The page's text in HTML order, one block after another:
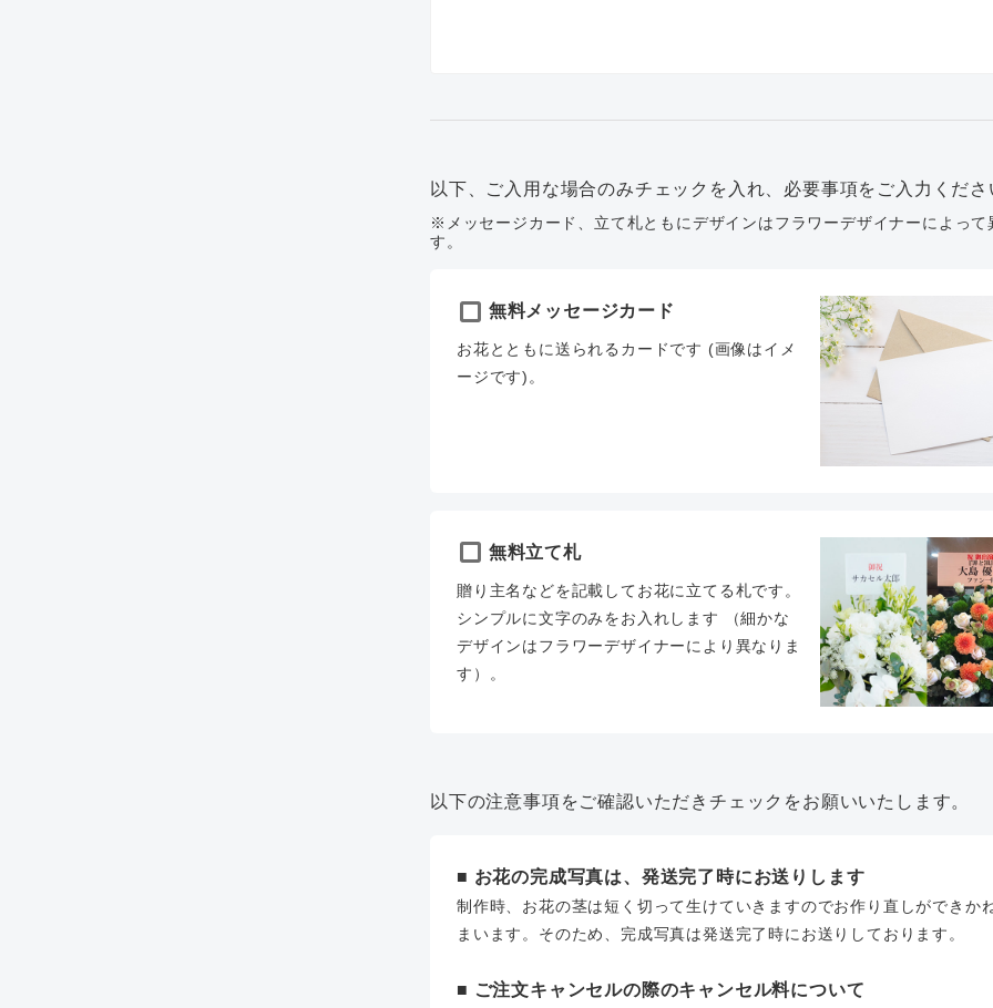
以下、ご入用な場合のみチェックを入れ、必要事項をご入力くださ
※メッセージカード、立て札ともにデザインはフラワーデザイナーによって
す。
無料メッセージカード
お花とともに送られるカードです (画像はイメ
ージです)。
無料立て札
贈り主名などを記載してお花に立てる札です。
シンプルに文字のみをお入れします （細かな
デザインはフラワーデザイナーにより異なりま
す）。
以下の注意事項をご確認いただきチェックをお願いいたします。
■ お花の完成写真は、発送完了時にお送りします
制作時、お花の茎は短く切って生けていきますのでお作り直しができか
まいます。そのため、完成写真は発送完了時にお送りしております。
■ ご注文キャンセルの際のキャンセル料について